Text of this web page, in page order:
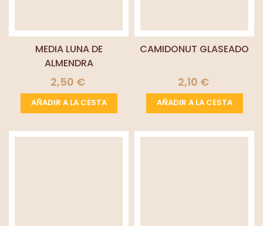
MEDIA LUNA DE
ALMENDRA
2,50 €
AÑADIR A LA CESTA
CAMIDONUT GLASEADO
2,10 €
AÑADIR A LA CESTA